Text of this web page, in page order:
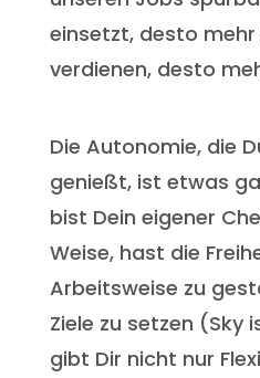
einsetzt, desto
verdienen, desto
Die Autonomie, die
genießt, ist etwas
bist Dein eigener
Weise, hast die
Arbeitsweise zu
Ziele zu setzen (Sky
gibt Dir nicht nur